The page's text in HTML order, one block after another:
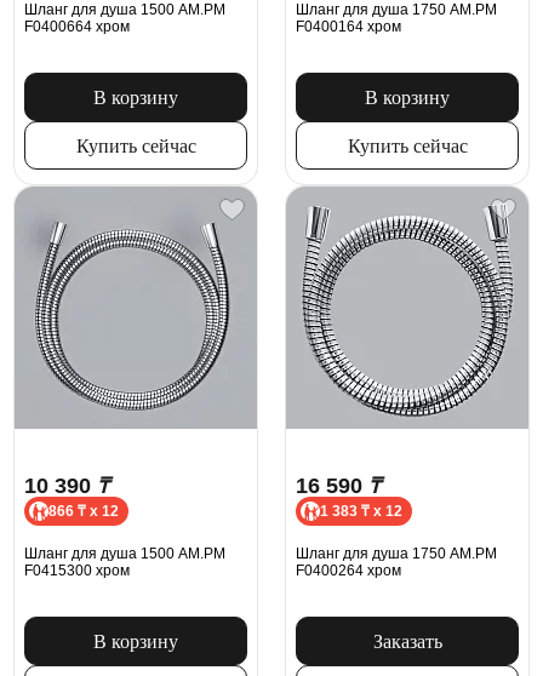
Шланг для душа 1500 AM.PM
F0400664 хром
В корзину
Купить сейчас
Шланг для душа 1750 AM.PM
F0400164 хром
В корзину
Купить сейчас
10 390 ₸
866 ₸ x 12
Шланг для душа 1500 AM.PM
F0415300 хром
В корзину
16 590 ₸
1 383 ₸ x 12
Шланг для душа 1750 AM.PM
F0400264 хром
Заказать